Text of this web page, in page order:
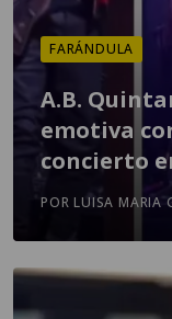
FARÁNDULA
A.B.
emotiva
concierto
POR LUISA MARIA